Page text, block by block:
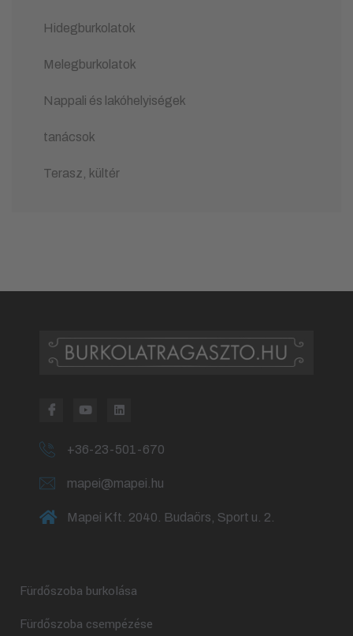
Hidegburkolatok
Melegburkolatok
Nappali és lakóhelyiségek
tanácsok
Terasz, kültér
+36-23-501-670
mapei@mapei.hu
Mapei Kft. 2040. Budaörs, Sport u. 2.
Fürdőszoba burkolása
Fürdőszoba csempézése